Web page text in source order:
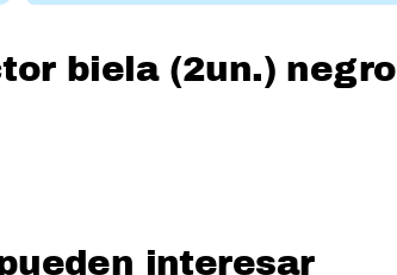
biela (2un.) negro
interesar